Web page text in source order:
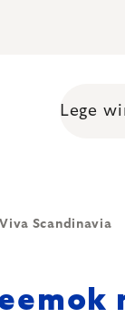
Lege
Scandinavia